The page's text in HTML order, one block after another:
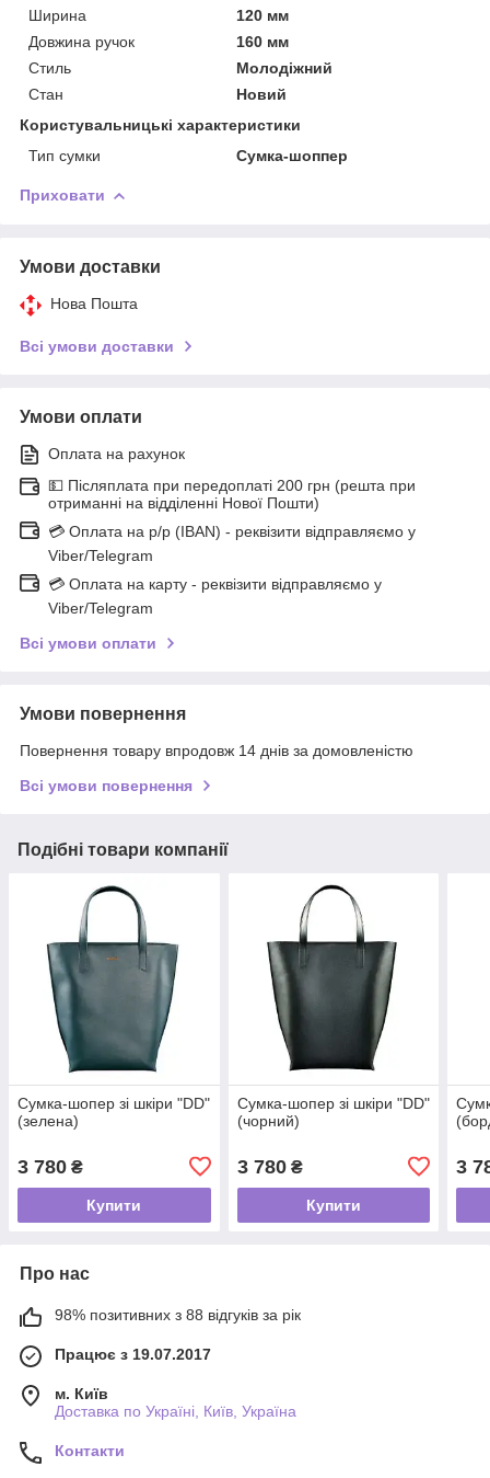
Ширина
120 мм
Довжина ручок
160 мм
Стиль
Молодіжний
Стан
Новий
Користувальницькі характеристики
Тип сумки
Сумка-шоппер
Приховати
Умови доставки
Нова Пошта
Всі умови доставки
Умови оплати
Оплата на рахунок
💵 Післяплата при передоплаті 200 грн (решта при
отриманні на відділенні Нової Пошти)
💳 Оплата на р/р (IBAN) - реквізити відправляємо у
Viber/Telegram
💳 Оплата на карту - реквізити відправляємо у
Viber/Telegram
Всі умови оплати
Умови повернення
Повернення товару впродовж 14 днів за домовленістю
Всі умови повернення
Подібні товари компанії
Сумка-шопер зі шкіри "DD"
(зелена)
3 780 ₴
Купити
Сумка-шопер зі шкіри "DD"
(чорний)
3 780₴
Купити
3
Про нас
98% позитивних з 88 відгуків за рік
Працює з 19.07.2017
м. Київ
Доставка по Україні, Київ, Україна
Контакти